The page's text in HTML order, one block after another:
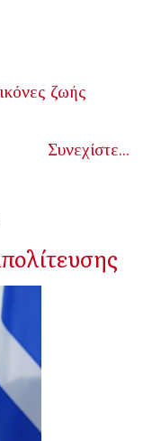
ζωής
Συνεχίστε...